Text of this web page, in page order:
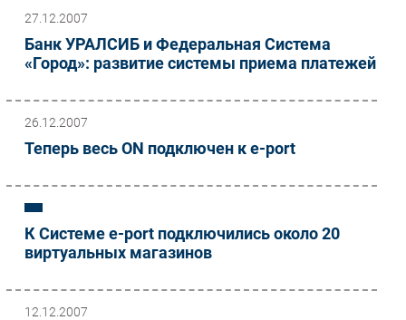
27.12.2007
Банк УРАЛСИБ и Федеральная Система
«Город»: развитие системы приема платежей
26.12.2007
Теперь весь ON подключен к e-port
К Системе e-port подключились около 20
виртуальных магазинов
12.12.2007